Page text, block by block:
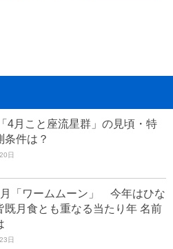
4月こと座流星群」の見頃・特
条件は？
日
「ワームムーン」 今年はひな
既月食とも重なる当たり年 名前
日